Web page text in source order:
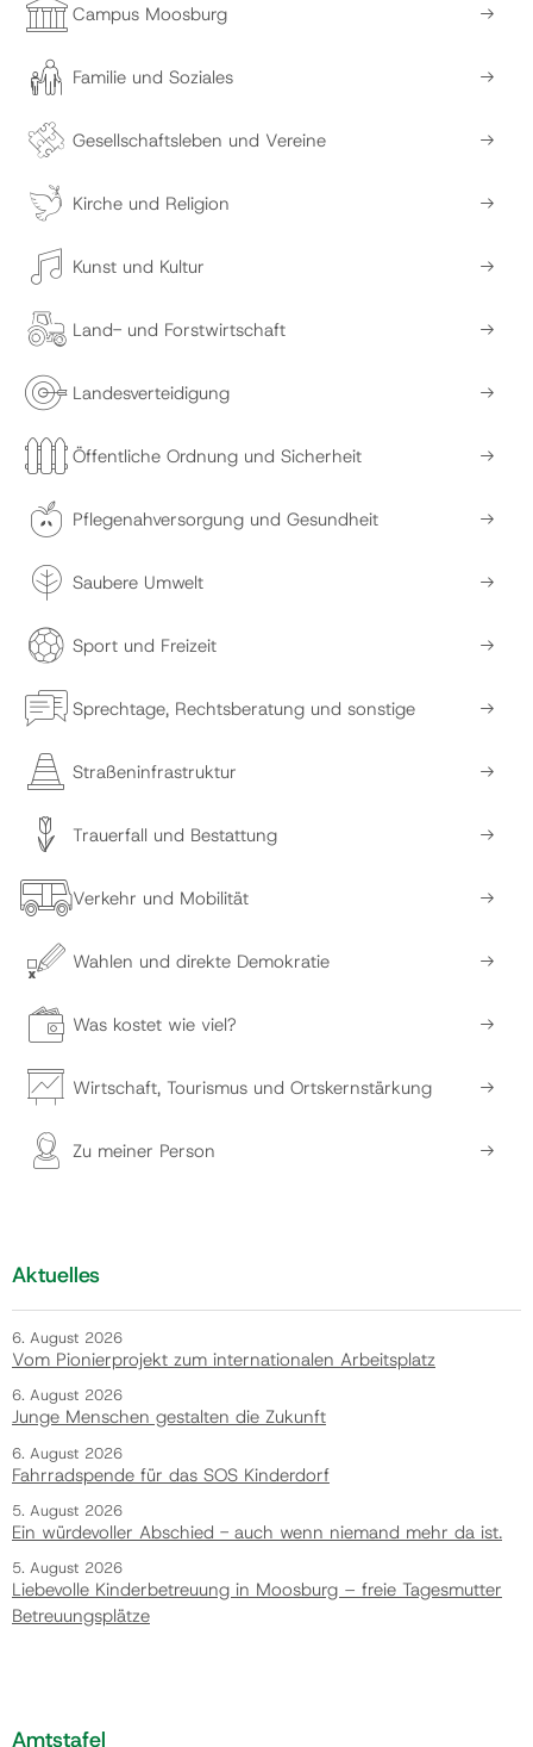
Campus Moosburg
Familie und Soziales
Gesellschaftsleben und Vereine
Kirche und Religion
Kunst und Kultur
Land- und Forstwirtschaft
Landesverteidigung
Öffentliche Ordnung und Sicherheit
Pflegenahversorgung und Gesundheit
Saubere Umwelt
Sport und Freizeit
Sprechtage, Rechtsberatung und sonstige
Straßeninfrastruktur
Trauerfall und Bestattung
Verkehr und Mobilität
Wahlen und direkte Demokratie
Was kostet wie viel?
Wirtschaft, Tourismus und Ortskernstärkung
Zu meiner Person
Aktuelles
6. August 2026
Vom Pionierprojekt zum internationalen Arbeitsplatz
6. August 2026
Junge Menschen gestalten die Zukunft
6. August 2026
Fahrradspende für das SOS Kinderdorf
5. August 2026
Ein würdevoller Abschied - auch wenn niemand mehr da ist.
5. August 2026
Liebevolle Kinderbetreuung in Moosburg – freie Tagesmutter
Betreuungsplätze
Amtstafel